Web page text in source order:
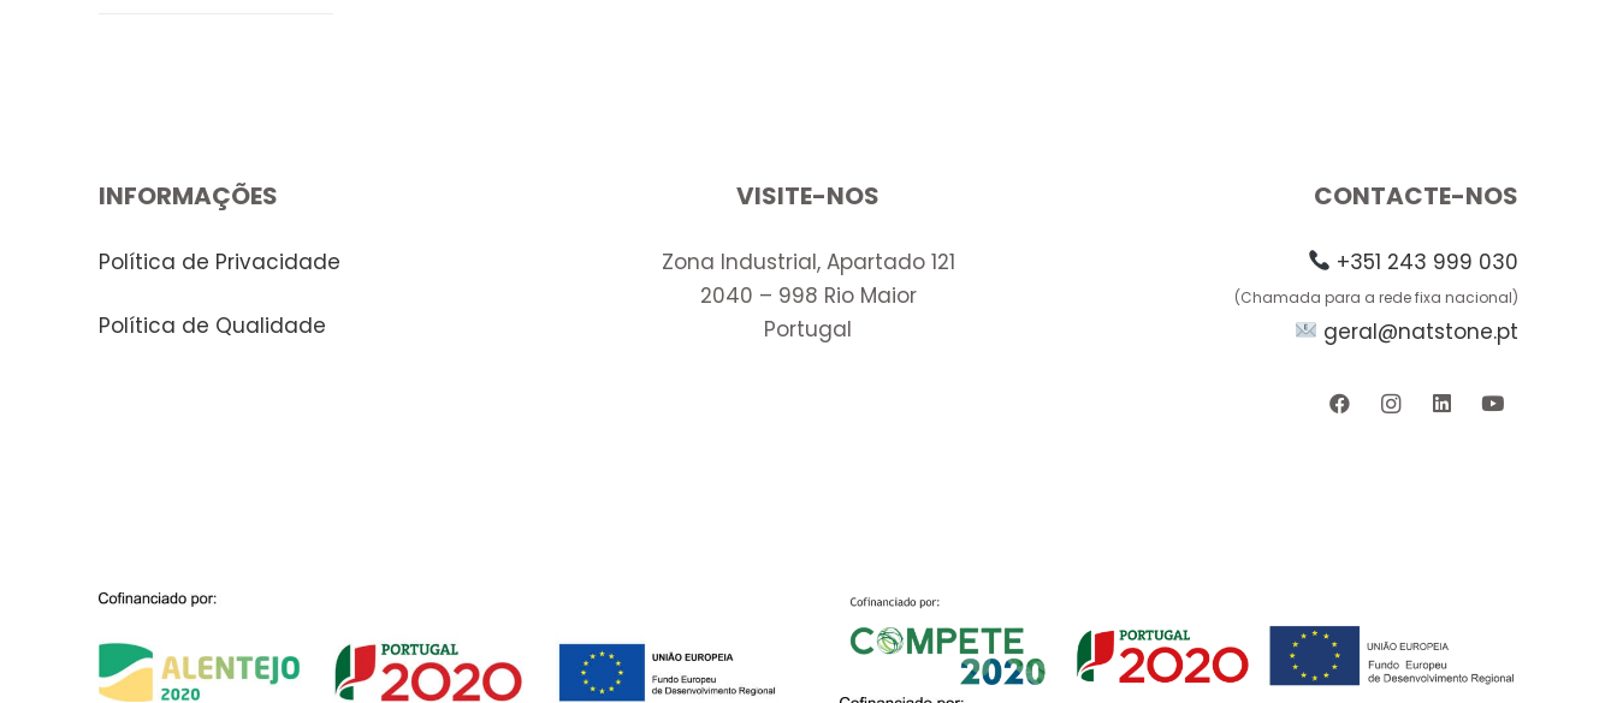
INFORMAÇÕES
Política de Privacidade
Política de Qualidade
VISITE-NOS
Zona Industrial, Apartado 121
2040 – 998 Rio Maior
Portugal
CONTACTE-NOS
+351 243 999 030
(Chamada para a rede fixa nacional)
geral@natstone.pt